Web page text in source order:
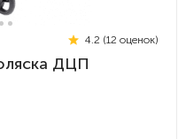
4.2 (12 оценок)
ДЦП